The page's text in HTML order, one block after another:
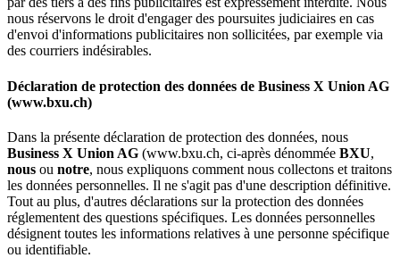
nous réservons le droit d'engager des poursuites judiciaires en cas
d'envoi d'informations publicitaires non sollicitées, par exemple via
des courriers indésirables.
Déclaration de protection des données de Business X Union AG
(www.bxu.ch)
Dans la présente déclaration de protection des données, nous
Business X Union AG (www.bxu.ch, ci-après dénommée BXU,
nous ou notre, nous expliquons comment nous collectons et traitons
les données personnelles. Il ne s'agit pas d'une description définitive.
Tout au plus, d'autres déclarations sur la protection des données
réglementent des questions spécifiques. Les données personnelles
désignent toutes les informations relatives à une personne spécifique
ou identifiable.